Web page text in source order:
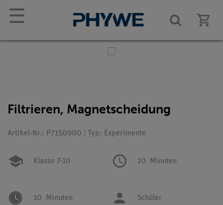
☰
Filtrieren, Magnetscheidung
Artikel-Nr.: P7150900 | Typ: Experimente
Klasse 7-10 10 Minuten
10 Minuten Schüler